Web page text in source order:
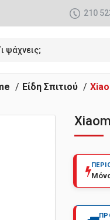
210
Είδη Σπιτιού